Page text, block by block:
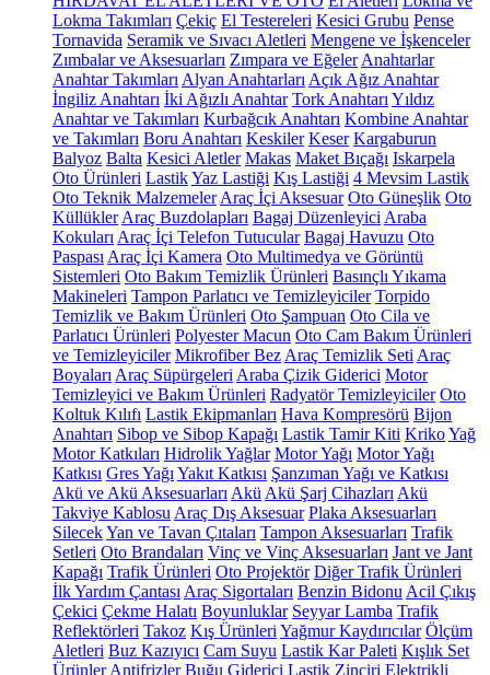
Lokma Takımları Çekiç El Testereleri Kesici Grubu Pense
Tornavida Seramik ve Sıvacı Aletleri Mengene ve İşkenceler
Zımbalar ve Aksesuarları Zımpara ve Eğeler Anahtarlar
Anahtar Takımları Alyan Anahtarları Açık Ağız Anahtar
İngiliz Anahtarı İki Ağızlı Anahtar Tork Anahtarı Yıldız
Anahtar ve Takımları Kurbağcık Anahtarı Kombine Anahtar
ve Takımları Boru Anahtarı Keskiler Keser Kargaburun
Balyoz Balta Kesici Aletler Makas Maket Bıçağı Iskarpela
Oto Ürünleri LastikYaz Lastiği Kış Lastiği 4 Mevsim Lastik
Oto Teknik Malzemeler Araç İçi Aksesuar Oto Güneşlik Oto
Küllükler Araç Buzdolapları Bagaj Düzenleyici Araba
Kokuları Araç İçi Telefon Tutucular Bagaj Havuzu Oto
Paspası Araç İçi Kamera Oto Multimedya ve Görüntü
Sistemleri Oto Bakım Temizlik Ürünleri Basınçlı Yıkama
Makineleri Tampon Parlatıcı ve Temizleyiciler Torpido
Temizlik ve Bakım Ürünleri Oto Şampuan Oto Cila ve
Parlatıcı Ürünleri Polyester Macun Oto Cam Bakım Ürünleri
ve Temizleyiciler Mikrofiber Bez Araç Temizlik Seti Araç
Boyaları Araç Süpürgeleri Araba Çizik Giderici Motor
Temizleyici ve Bakım Ürünleri Radyatör Temizleyiciler Oto
Koltuk Kılıfı Lastik Ekipmanları Hava Kompresörü Bijon
Anahtarı Sibop ve Sibop Kapağı Lastik Tamir Kiti KrikoYağ
Motor Katkıları Hidrolik Yağlar Motor Yağı Motor Yağı
Katkısı Gres Yağı Yakıt Katkısı Şanzıman Yağı ve Katkısı
Akü ve Akü Aksesuarları Akü Akü Şarj Cihazları Akü
Takviye Kablosu Araç Dış Aksesuar Plaka Aksesuarları
SilecekYan ve Tavan Çıtaları Tampon Aksesuarları Trafik
Setleri Oto Brandaları Vinç ve Vinç Aksesuarları Jant ve Jant
Kapağı Trafik Ürünleri Oto Projektör Diğer Trafik Ürünleri
İlk Yardım Çantası Araç Sigortaları Benzin Bidonu Acil Çıkış
Çekici Çekme Halatı Boyunluklar Seyyar Lamba Trafik
Reflektörleri Takoz Kış Ürünleri Yağmur Kaydırıcılar Ölçüm
Aletleri Buz Kazıyıcı Cam Suyu Lastik Kar Paleti Kışlık Set
Ürünler Antifrizler Buğu Giderici Lastik Zinciri Elektrikli